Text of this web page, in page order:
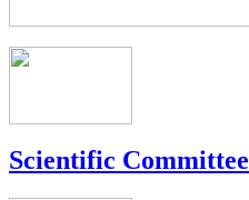
Scientific Committee